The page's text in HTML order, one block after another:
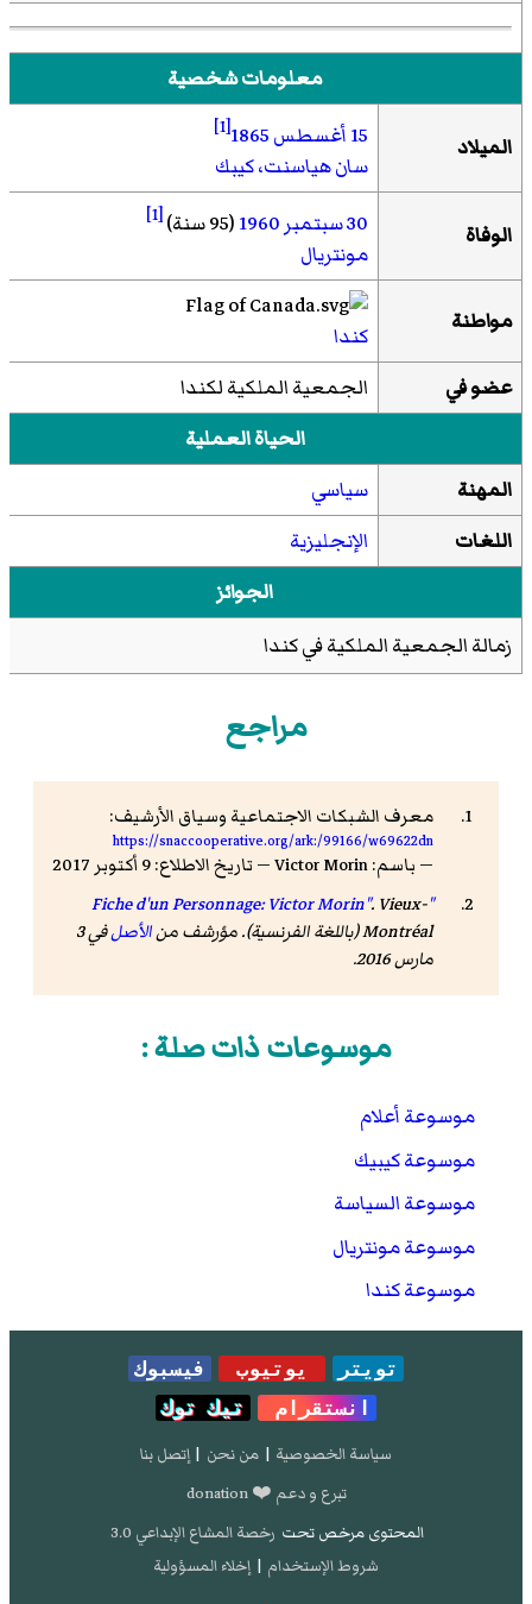
معلومات شخصية
الميلاد 15 أغسطس 1865
[1]
سان هياسنت، كيبك
الوفاة 30 سبتمبر 1960(95 سنة) [1]
مونتريال
مواطنة
كندا
عضو في
الجمعية الملكية لكندا
الحياة العملية
المهنة
سياسي
اللغات
الإنجليزية
الجوائز
زمالة الجمعية الملكية في كندا
مراجع
معرف الشبكات الاجتماعية وسياق الأرشيف:
https://snaccooperative.org/ark:/99166/w69622dn
— باسم: Victor Morin — تاريخ الاطلاع: 9 أكتوبر 2017
"Fiche d'un Personnage: Victor Morin"
. Vieux-
Montréal(باللغة الفرنسية). مؤرشف منالأصل
في 3
مارس 2016.
موسوعات ذات صلة :
موسوعة أعلام
موسوعة كيبيك
موسوعة السياسة
موسوعة مونتريال
موسوعة كندا
تويتر يوتيوب
فيسبوك
انستقرام
تيك توك
سياسة الخصوصية | من نحن | إتصل بنا
تبرع و دعم ❤️ donation
المحتوى مرخص تحت رخصة المشاع الإبداعي 3.0
شروط الإستخدام | إخلاء المسؤولية